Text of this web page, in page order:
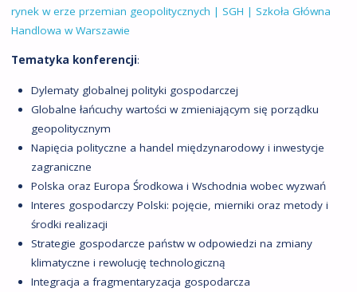
rynek w erze przemian geopolitycznych | SGH | Szkoła Główna
Handlowa w Warszawie
Tematyka konferencji:
Dylematy globalnej polityki gospodarczej
Globalne łańcuchy wartości w zmieniającym się porządku
geopolitycznym
Napięcia polityczne a handel międzynarodowy i inwestycje
zagraniczne
Polska oraz Europa Środkowa i Wschodnia wobec wyzwań
Interes gospodarczy Polski: pojęcie, mierniki oraz metody i
środki realizacji
Strategie gospodarcze państw w odpowiedzi na zmiany
klimatyczne i rewolucję technologiczną
Integracja a fragmentaryzacja gospodarcza